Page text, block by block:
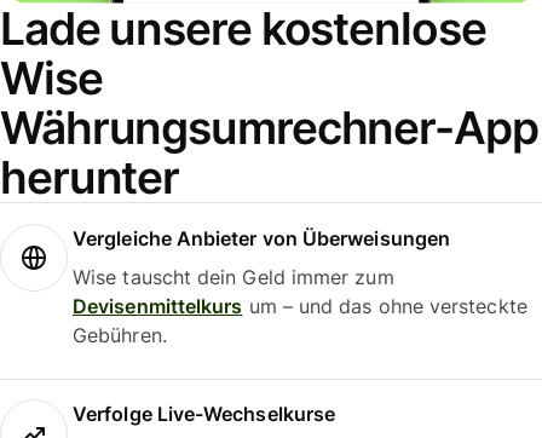
Lade unsere kostenlose
Wise
Währungsumrechner-App
herunter
Vergleiche Anbieter von Überweisungen
Wise tauscht dein Geld immer zum
Devisenmittelkurs um – und das ohne versteckte
Gebühren.
Verfolge Live-Wechselkurse